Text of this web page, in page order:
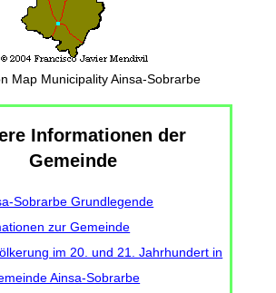
Map Municipality Ainsa-Sobrarbe
Informationen der
Gemeinde
Sobrarbe Grundlegende
zur Gemeinde
im 20. und 21. Jahrhundert in
Ainsa-Sobrarbe